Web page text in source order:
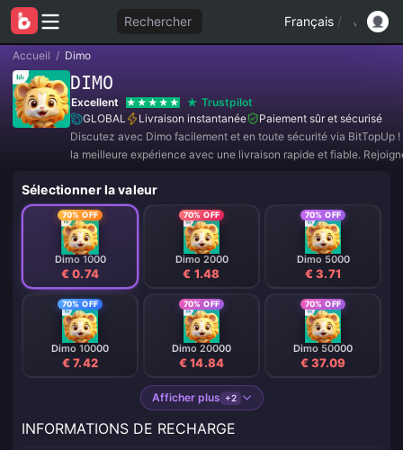
Rechercher Français /
Accueil / Dimo
DIMO
Excellent
Trustpilot
GLOBAL
Livraison instantanée
Paiement sûr et sécurisé
Discutez avec Dimo facilement et en toute sécurité via BitTopUp
la meilleure expérience avec une livraison rapide et fiable.
Sélectionner la valeur
70% OFF
Dimo 1000
€ 0.74
70% OFF
Dimo 2000
€ 1.48
70% OFF
Dimo 5000
€ 3.71
70% OFF
Dimo 10000
€ 7.42
70% OFF
Dimo 20000
€ 14.84
70% OFF
Dimo 50000
€ 37.09
Afficher plus +2
INFORMATIONS DE RECHARGE